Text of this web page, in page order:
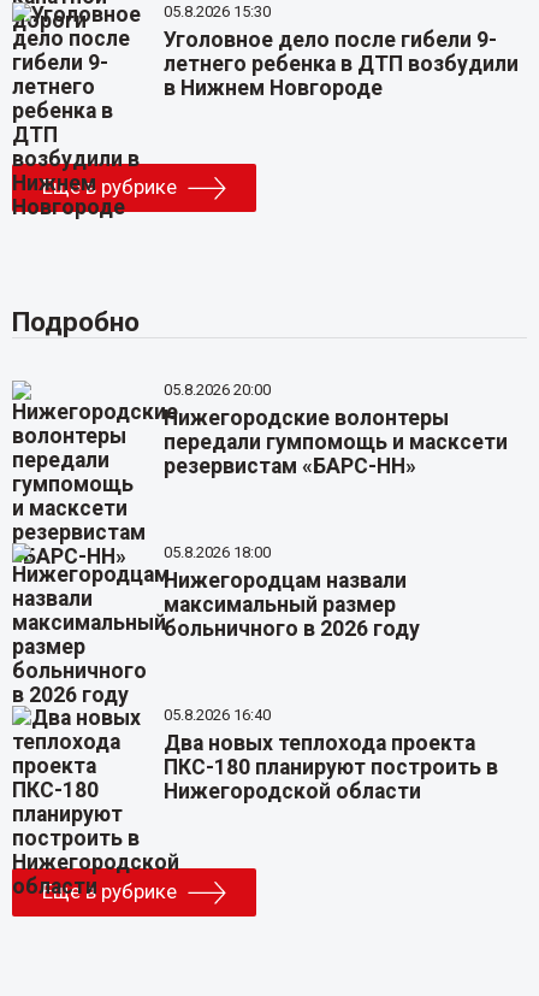
05.8.2026 15:30
Уголовное дело после гибели 9-
летнего ребенка в ДТП возбудили
в Нижнем Новгороде
Еще в рубрике
Подробно
05.8.2026 20:00
Нижегородские волонтеры
передали гумпомощь и масксети
резервистам «БАРС-НН»
05.8.2026 18:00
Нижегородцам назвали
максимальный размер
больничного в 2026 году
05.8.2026 16:40
Два новых теплохода проекта
ПКС-180 планируют построить в
Нижегородской области
Еще в рубрике